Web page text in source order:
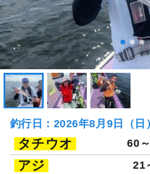
釣行日：2026年8月9日（日
タチウオ 60
アジ 21